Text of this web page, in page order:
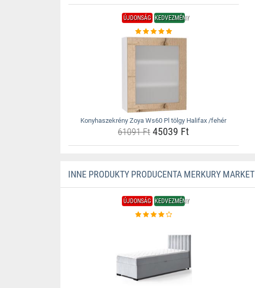
ÚJDONSÁG KEDVEZMÉNY
Konyhaszekrény Zoya Ws60 Pl tölgy Halifax /fehér
61091 Ft45039 Ft
INNE PRODUKTY PRODUCENTA MERKURY MARKET
ÚJDONSÁG KEDVEZMÉNY